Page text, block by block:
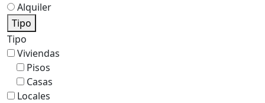
Alquiler
Tipo
Tipo
Viviendas
Pisos
Casas
Locales